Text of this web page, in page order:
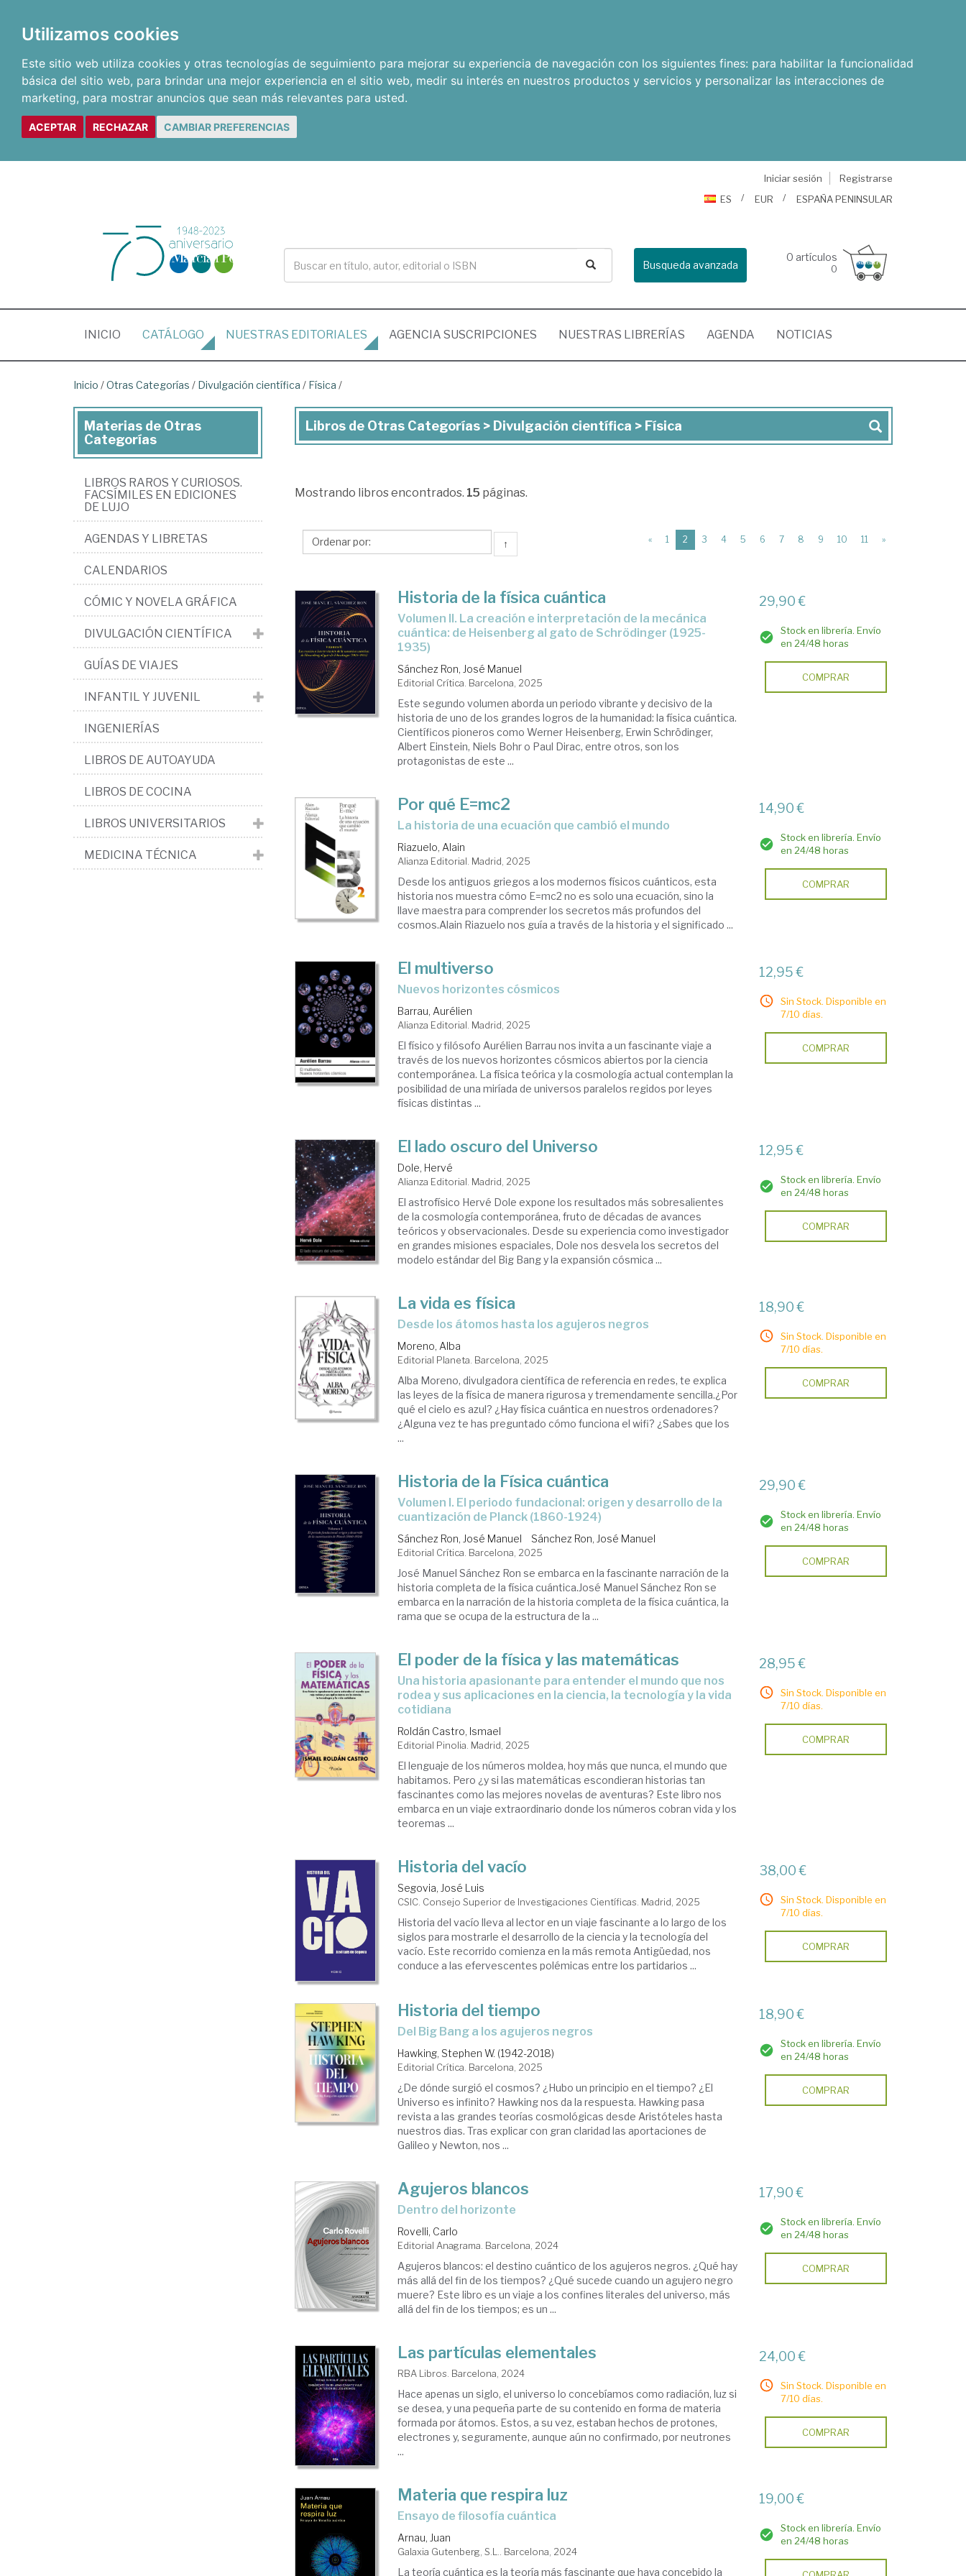
Utilizamos cookies
Este sitio web utiliza cookies y otras tecnologías de seguimiento para mejorar su experiencia de navegación con los siguientes fines: para habilitar la funcionalidad
básica del sitio web, para brindar una mejor experiencia en el sitio web, medir su interés en nuestros productos y servicios y personalizar las interacciones de
marketing, para mostrar anuncios que sean más relevantes para usted.
ACEPTAR RECHAZAR CAMBIAR PREFERENCIAS
Iniciar sesión
Registrarse
ES
EUR ESPAÑA PENINSULAR
Busqueda avanzada
0 artículos
0
INICIO (CURRENT)
CATÁLOGO NUESTRAS EDITORIALES AGENCIA SUSCRIPCIONES NUESTRAS LIBRERÍAS AGENDA NOTICIAS
Inicio /Otras Categorías / Divulgación científica / Física /
Libros
Categorías
Divulgación
>
Física
Libros de Otras Categorías > Divulgación científica > Física
Mostrando libros encontrados. 15 páginas.
↑ « 1 2 (current)
3 4 5 6 7 8 9 10 11 »
Historia de la física cuántica
Volumen II. La creación e interpretación de la mecánica
cuántica: de Heisenberg al gato de Schrödinger (1925-
1935)
Sánchez Ron, José Manuel
Editorial Crítica. Barcelona, 2025
Este segundo volumen aborda un periodo vibrante y decisivo de la
historia de uno de los grandes logros de la humanidad: la física cuántica.
Científicos pioneros como Werner Heisenberg, Erwin Schrödinger,
Albert Einstein, Niels Bohr o Paul Dirac, entre otros, son los
protagonistas de este ...
29,90 €
Stock en librería. Envío
en 24/48 horas
COMPRAR
Por qué E=mc2
La historia de una ecuación que cambió el mundo
Riazuelo, Alain
Alianza Editorial. Madrid, 2025
Desde los antiguos griegos a los modernos físicos cuánticos, esta
historia nos muestra cómo E=mc2 no es solo una ecuación, sino la
llave maestra para comprender los secretos más profundos del
cosmos.Alain Riazuelo nos guía a través de la historia y el significado ...
14,90 €
Stock en librería. Envío
en 24/48 horas
COMPRAR
El multiverso
Nuevos horizontes cósmicos
Barrau, Aurélien
Alianza Editorial. Madrid, 2025
El físico y filósofo Aurélien Barrau nos invita a un fascinante viaje a
través de los nuevos horizontes cósmicos abiertos por la ciencia
contemporánea. La física teórica y la cosmología actual contemplan la
posibilidad de una miríada de universos paralelos regidos por leyes
físicas distintas ...
12,95 €
Sin Stock. Disponible en
7/10 días.
COMPRAR
El lado oscuro del Universo
Dole, Hervé
Alianza Editorial. Madrid, 2025
El astrofísico Hervé Dole expone los resultados más sobresalientes
de la cosmología contemporánea, fruto de décadas de avances
teóricos y observacionales. Desde su experiencia como investigador
en grandes misiones espaciales, Dole nos desvela los secretos del
modelo estándar del Big Bang y la expansión cósmica ...
12,95 €
Stock en librería. Envío
en 24/48 horas
COMPRAR
La vida es física
Desde los átomos hasta los agujeros negros
Moreno, Alba
Editorial Planeta. Barcelona, 2025
Alba Moreno, divulgadora científica de referencia en redes, te explica
las leyes de la física de manera rigurosa y tremendamente sencilla.¿Por
qué el cielo es azul? ¿Hay física cuántica en nuestros ordenadores?
¿Alguna vez te has preguntado cómo funciona el wifi? ¿Sabes que los
...
18,90 €
Sin Stock. Disponible en
7/10 días.
COMPRAR
Historia de la Física cuántica
Volumen I. El periodo fundacional: origen y desarrollo de la
cuantización de Planck (1860-1924)
Sánchez Ron, José Manuel Sánchez Ron, José Manuel
Editorial Crítica. Barcelona, 2025
José Manuel Sánchez Ron se embarca en la fascinante narración de la
historia completa de la física cuántica.José Manuel Sánchez Ron se
embarca en la narración de la historia completa de la física cuántica, la
rama que se ocupa de la estructura de la ...
29,90 €
Stock en librería. Envío
en 24/48 horas
COMPRAR
El poder de la física y las matemáticas
Una historia apasionante para entender el mundo que nos
rodea y sus aplicaciones en la ciencia, la tecnología y la vida
cotidiana
Roldán Castro, Ismael
Editorial Pinolia. Madrid, 2025
El lenguaje de los números moldea, hoy más que nunca, el mundo que
habitamos. Pero ¿y si las matemáticas escondieran historias tan
fascinantes como las mejores novelas de aventuras? Este libro nos
embarca en un viaje extraordinario donde los números cobran vida y los
teoremas ...
28,95 €
Sin Stock. Disponible en
7/10 días.
COMPRAR
Historia del vacío
Segovia, José Luis
CSIC. Consejo Superior de Investigaciones Científicas. Madrid, 2025
Historia del vacío lleva al lector en un viaje fascinante a lo largo de los
siglos para mostrarle el desarrollo de la ciencia y la tecnología del
vacío. Este recorrido comienza en la más remota Antigüedad, nos
conduce a las efervescentes polémicas entre los partidarios ...
38,00 €
Sin Stock. Disponible en
7/10 días.
COMPRAR
Historia del tiempo
Del Big Bang a los agujeros negros
Hawking, Stephen W. (1942-2018)
Editorial Crítica. Barcelona, 2025
¿De dónde surgió el cosmos? ¿Hubo un principio en el tiempo? ¿El
Universo es infinito? Hawking nos da la respuesta. Hawking pasa
revista a las grandes teorías cosmológicas desde Aristóteles hasta
nuestros dias. Tras explicar con gran claridad las aportaciones de
Galileo y Newton, nos ...
18,90 €
Stock en librería. Envío
en 24/48 horas
COMPRAR
Agujeros blancos
Dentro del horizonte
Rovelli, Carlo
Editorial Anagrama. Barcelona, 2024
Agujeros blancos: el destino cuántico de los agujeros negros. ¿Qué hay
más allá del fin de los tiempos? ¿Qué sucede cuando un agujero negro
muere? Este libro es un viaje a los confines literales del universo, más
allá del fin de los tiempos; es un ...
17,90 €
Stock en librería. Envío
en 24/48 horas
COMPRAR
Las partículas elementales
RBA Libros. Barcelona, 2024
Hace apenas un siglo, el universo lo concebíamos como radiación, luz si
se desea, y una pequeña parte de su contenido en forma de materia
formada por átomos. Estos, a su vez, estaban hechos de protones,
electrones y, seguramente, aunque aún no confirmado, por neutrones
...
24,00 €
Sin Stock. Disponible en
7/10 días.
COMPRAR
Materia que respira luz
Ensayo de filosofía cuántica
Arnau, Juan
Galaxia Gutenberg, S.L.. Barcelona, 2024
La teoría cuántica es la teoría más fascinante que haya concebido la
19,00 €
Stock en librería. Envío
en 24/48 horas
Materias de Otras
Categorías
LIBROS RAROS Y CURIOSOS.
FACSÍMILES EN EDICIONES
DE LUJO
AGENDAS Y LIBRETAS
CALENDARIOS
CÓMIC Y NOVELA GRÁFICA
DIVULGACIÓN CIENTÍFICA
GUÍAS DE VIAJES
INFANTIL Y JUVENIL
INGENIERÍAS
LIBROS DE AUTOAYUDA
LIBROS DE COCINA
LIBROS UNIVERSITARIOS
MEDICINA TÉCNICA